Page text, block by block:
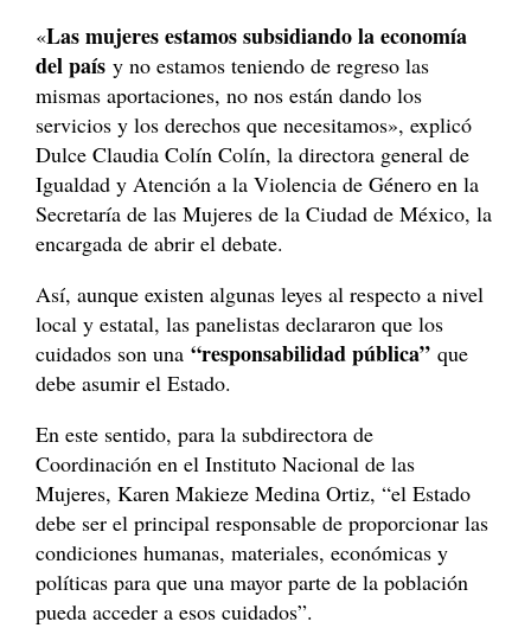
«Las mujeres estamos subsidiando la economía
del país y no estamos teniendo de regreso las
mismas aportaciones, no nos están dando los
servicios y los derechos que necesitamos», explicó
Dulce Claudia Colín Colín, la directora general de
Igualdad y Atención a la Violencia de Género en la
Secretaría de las Mujeres de la Ciudad de México, la
encargada de abrir el debate.
Así, aunque existen algunas leyes al respecto a nivel
local y estatal, las panelistas declararon que los
cuidados son una“responsabilidad pública” que
debe asumir el Estado.
En este sentido, para la subdirectora de
Coordinación en el Instituto Nacional de las
Mujeres, Karen Makieze Medina Ortiz, “el Estado
debe ser el principal responsable de proporcionar las
condiciones humanas, materiales, económicas y
políticas para que una mayor parte de la población
pueda acceder a esos cuidados”.